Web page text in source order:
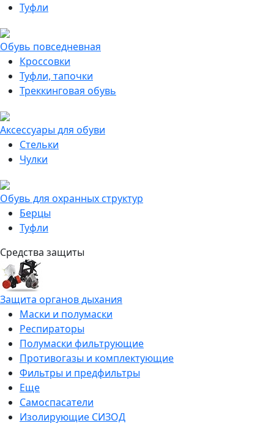
Туфли
Обувь повседневная
Кроссовки
Туфли, тапочки
Треккинговая обувь
Аксессуары для обуви
Стельки
Чулки
Обувь для охранных структур
Берцы
Туфли
Средства защиты
Защита органов дыхания
Маски и полумаски
Респираторы
Полумаски фильтрующие
Противогазы и комплектующие
Фильтры и предфильтры
Еще
Самоспасатели
Изолирующие СИЗОД